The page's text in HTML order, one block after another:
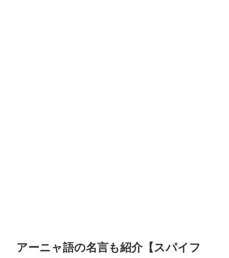
アーニャ語の名言も紹介【スパイフ